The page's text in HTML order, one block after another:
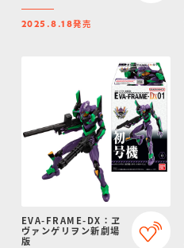
2025.8.18発売
EVA-FRAME-DX：ヱ
ヴァンゲリヲン新劇場
版